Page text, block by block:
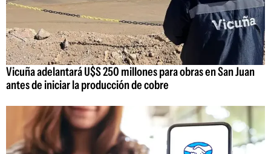
Vicuña adelantará U$S 250 millones para obras en San Juan
antes de iniciar la producción de cobre